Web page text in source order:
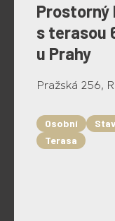
Prostorný
s terasou
u Prahy
Pražská 256,
Osobní
Terasa